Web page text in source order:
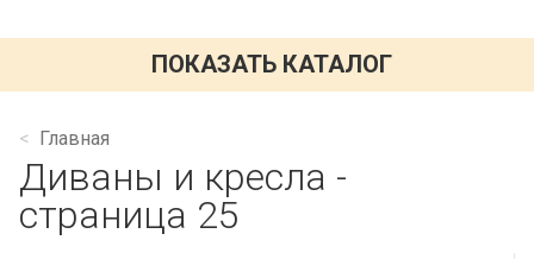
ПОКАЗАТЬ КАТАЛОГ
Главная
Диваны и кресла -
страница 25